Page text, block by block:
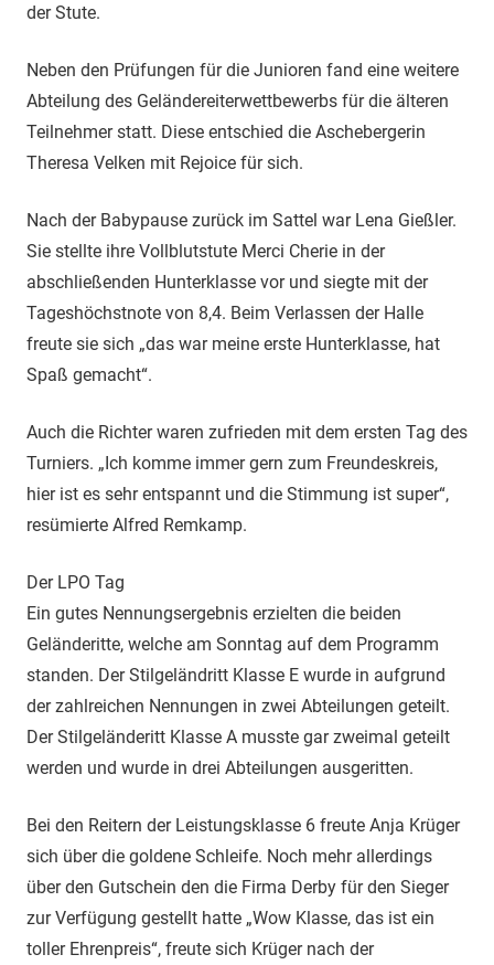
der Stute.
Neben den Prüfungen für die Junioren fand eine weitere
Abteilung des Geländereiterwettbewerbs für die älteren
Teilnehmer statt. Diese entschied die Aschebergerin
Theresa Velken mit Rejoice für sich.
Nach der Babypause zurück im Sattel war Lena Gießler.
Sie stellte ihre Vollblutstute Merci Cherie in der
abschließenden Hunterklasse vor und siegte mit der
Tageshöchstnote von 8,4. Beim Verlassen der Halle
freute sie sich „das war meine erste Hunterklasse, hat
Spaß gemacht“.
Auch die Richter waren zufrieden mit dem ersten Tag des
Turniers. „Ich komme immer gern zum Freundeskreis,
hier ist es sehr entspannt und die Stimmung ist super“,
resümierte Alfred Remkamp.
Der LPO Tag
Ein gutes Nennungsergebnis erzielten die beiden
Geländeritte, welche am Sonntag auf dem Programm
standen. Der Stilgeländritt Klasse E wurde in aufgrund
der zahlreichen Nennungen in zwei Abteilungen geteilt.
Der Stilgeländeritt Klasse A musste gar zweimal geteilt
werden und wurde in drei Abteilungen ausgeritten.
Bei den Reitern der Leistungsklasse 6 freute Anja Krüger
sich über die goldene Schleife. Noch mehr allerdings
über den Gutschein den die Firma Derby für den Sieger
zur Verfügung gestellt hatte „Wow Klasse, das ist ein
toller Ehrenpreis“, freute sich Krüger nach der